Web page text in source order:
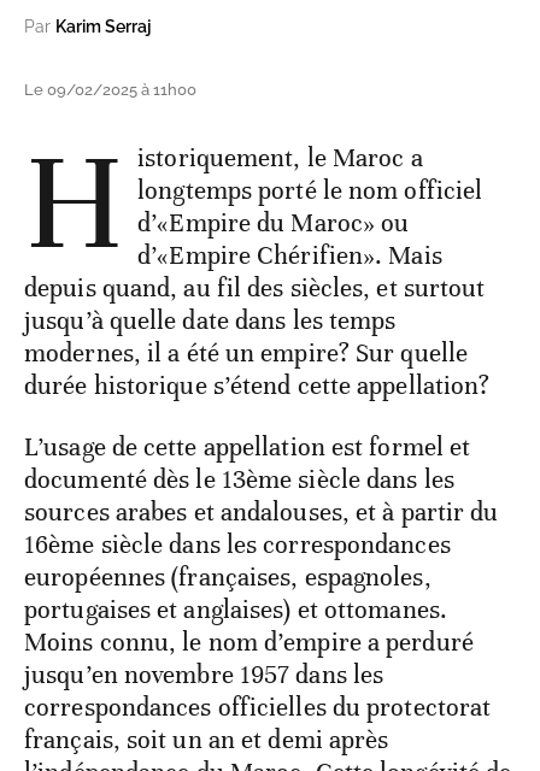
Par Karim Serraj
Le 09/02/2025 à 11h00
H
istoriquement, le Maroc a
longtemps porté le nom officiel
d’«Empire du Maroc» ou
d’«Empire Chérifien». Mais
depuis quand, au fil des siècles, et surtout
jusqu’à quelle date dans les temps
modernes, il a été un empire? Sur quelle
durée historique s’étend cette appellation?
L’usage de cette appellation est formel et
documenté dès le 13ème siècle dans les
sources arabes et andalouses, et à partir du
16ème siècle dans les correspondances
européennes (françaises, espagnoles,
portugaises et anglaises) et ottomanes.
Moins connu, le nom d’empire a perduré
jusqu’en novembre 1957 dans les
correspondances officielles du protectorat
français, soit un an et demi après